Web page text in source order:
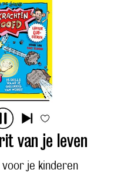
van je leven
voor je kinderen